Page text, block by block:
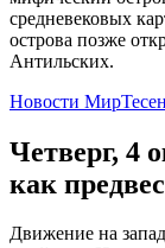
средневековых
острова позже
Антильских.
Новости МирТесен
Четверг, 4
как
Движение на